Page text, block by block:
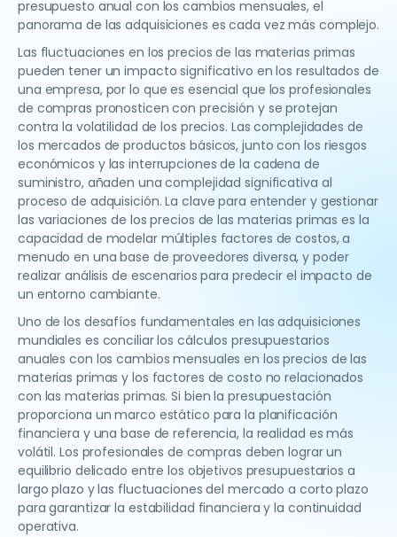
presupuesto anual con los cambios mensuales, el
panorama de las adquisiciones es cada vez más complejo.
Las fluctuaciones en los precios de las materias primas
pueden tener un impacto significativo en los resultados de
una empresa, por lo que es esencial que los profesionales
de compras pronosticen con precisión y se protejan
contra la volatilidad de los precios. Las complejidades de
los mercados de productos básicos, junto con los riesgos
económicos y las interrupciones de la cadena de
suministro, añaden una complejidad significativa al
proceso de adquisición. La clave para entender y gestionar
las variaciones de los precios de las materias primas es la
capacidad de modelar múltiples factores de costos, a
menudo en una base de proveedores diversa, y poder
realizar análisis de escenarios para predecir el impacto de
un entorno cambiante.
Uno de los desafíos fundamentales en las adquisiciones
mundiales es conciliar los cálculos presupuestarios
anuales con los cambios mensuales en los precios de las
materias primas y los factores de costo no relacionados
con las materias primas. Si bien la presupuestación
proporciona un marco estático para la planificación
financiera y una base de referencia, la realidad es más
volátil. Los profesionales de compras deben lograr un
equilibrio delicado entre los objetivos presupuestarios a
largo plazo y las fluctuaciones del mercado a corto plazo
para garantizar la estabilidad financiera y la continuidad
operativa.